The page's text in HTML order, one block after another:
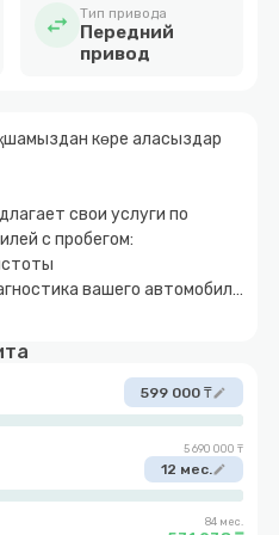
swap_horiz Тип привода
Передний
привод
көре аласыздар
свои услуги по
с пробегом:
вашего автомобиля
в кредит с
10%
в обе стороны
599 000 ₸edit
5 690 000 ₸
12 мес.edit
84 мес.